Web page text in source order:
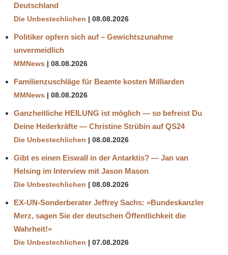
Deutschland
Die Unbestechlichen 08.08.2026
Politiker opfern sich auf – Gewichtszunahme
unvermeidlich
MMNews 08.08.2026
Familienzuschläge für Beamte kosten Milliarden
MMNews 08.08.2026
Ganzheitliche HEILUNG ist möglich — so befreist Du
Deine Heilerkräfte — Christine Strübin auf QS24
Die Unbestechlichen 08.08.2026
Gibt es einen Eiswall in der Antarktis? — Jan van
Helsing im Interview mit Jason Mason
Die Unbestechlichen 08.08.2026
EX-UN-Sonderberater Jeffrey Sachs: »Bundeskanzler
Merz, sagen Sie der deutschen Öffentlichkeit die
Wahrheit!«
Die Unbestechlichen 07.08.2026